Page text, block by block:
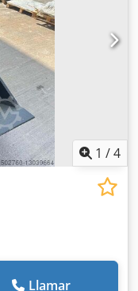
1 /4
Llamar